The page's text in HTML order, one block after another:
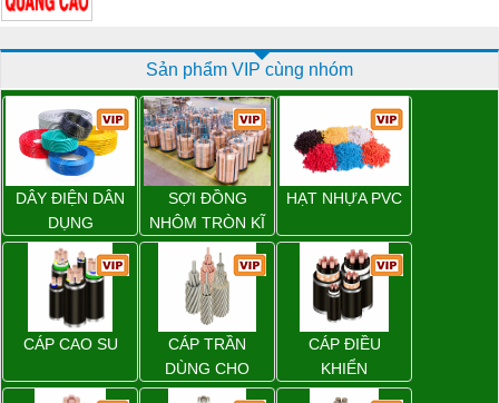
Sản phẩm VIP cùng nhóm
DÂY ĐIỆN DÂN
DỤNG
SỢI ĐỒNG
NHÔM TRÒN KĨ
THUẬT ĐIỆN
HẠT NHỰA PVC
CÁP CAO SU
CÁP TRẦN
DÙNG CHO
ĐƯỜNG DÂY
CÁP ĐIỀU
KHIỂN